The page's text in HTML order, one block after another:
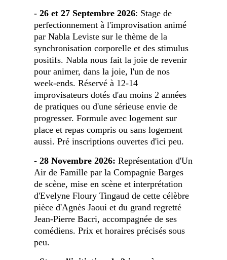
- 26 et 27 Septembre 2026: Stage de
perfectionnement à l'improvisation animé
par Nabla Leviste sur le thème de la
synchronisation corporelle et des stimulus
positifs. Nabla nous fait la joie de revenir
pour animer, dans la joie, l'un de nos
week-ends. Réservé à 12-14
improvisateurs dotés d'au moins 2 années
de pratiques ou d'une sérieuse envie de
progresser. Formule avec logement sur
place et repas compris ou sans logement
aussi. Pré inscriptions ouvertes d'ici peu.
- 28 Novembre 2026: Représentation d'Un
Air de Famille par la Compagnie Barges
de scène, mise en scène et interprétation
d'Evelyne Floury Tingaud de cette célèbre
pièce d'Agnès Jaoui et du grand regretté
Jean-Pierre Bacri, accompagnée de ses
comédiens. Prix et horaires précisés sous
peu.